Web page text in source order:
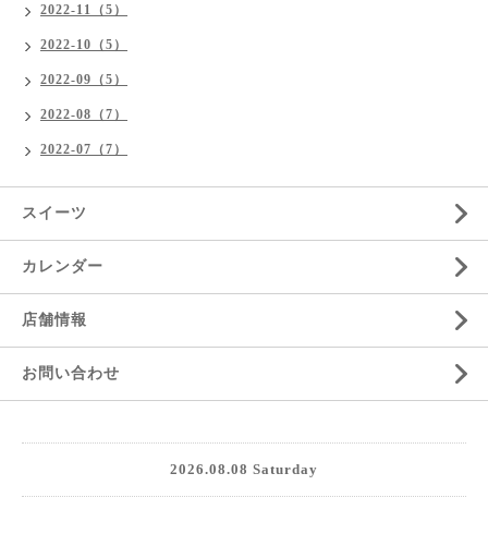
2022-11（5）
2022-10（5）
2022-09（5）
2022-08（7）
2022-07（7）
スイーツ
カレンダー
店舗情報
お問い合わせ
2026.08.08 Saturday